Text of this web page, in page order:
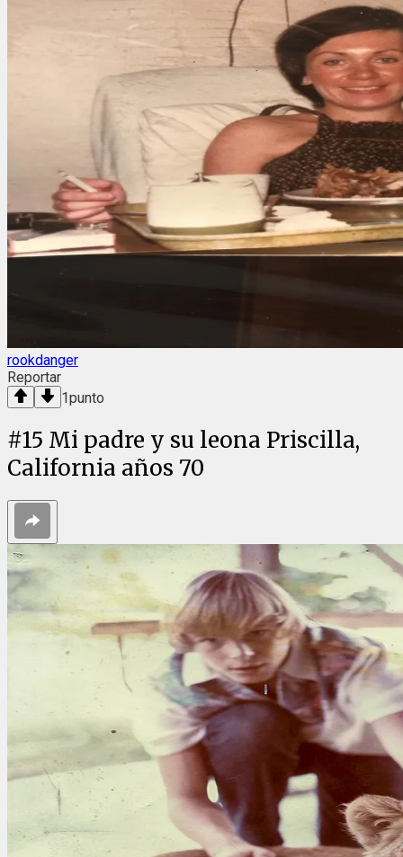
rookdanger
Reportar
1punto
#15 Mi padre y su leona Priscilla,
California años 70